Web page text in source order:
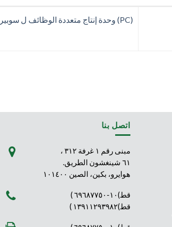
(PC) وحدة إنتاج متعددة الوظائف ل سوبيربلاستيسيزير متعدد الكربوكسيل
اتصل بنا
مبنى رقم ١ غرفة ٣١٢ ،
٦١ شينغشون الطريق.
هوايرو، بكين، الصين ١٠١٤٠٠
قط)١٠-٦٩٦٨٧٧٥٠ )
قط)١٣٩١١٢٩٣٩٨٢ )